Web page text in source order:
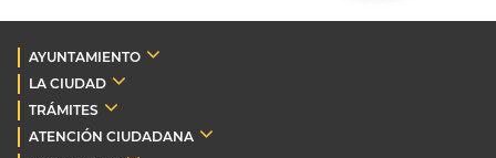
AYUNTAMIENTO
LA CIUDAD
TRÁMITES
ATENCIÓN CIUDADANA